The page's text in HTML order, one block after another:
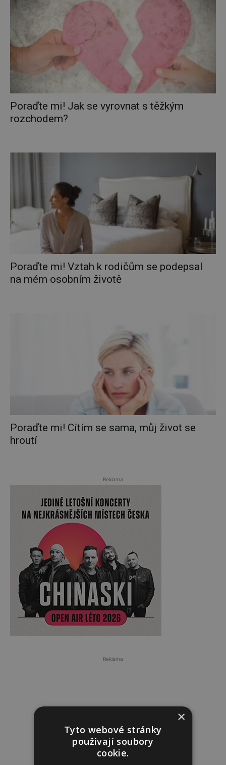
Poraďte mi! Jak se vyrovnat s těžkým
rozchodem?
Poraďte mi! Vztah k rodičům se podepsal
na mém osobním životě
Poraďte mi! Cítím se sama, můj život se
hroutí
Reklama
Reklama
×
Tyto webové stránky
používají soubory
cookie.